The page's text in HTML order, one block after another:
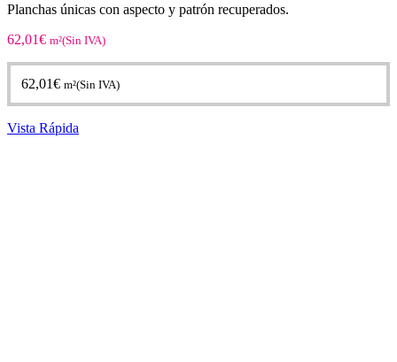
Planchas únicas con aspecto y patrón recuperados.
62,01€ m²(Sin IVA)
62,01€ m²(Sin IVA)
Vista Rápida